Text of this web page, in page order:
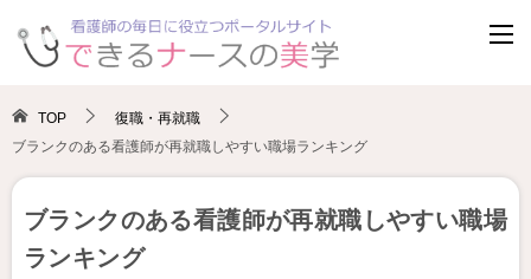
TOP
復職・再就職
ブランクのある看護師が再就職しやすい職場ランキング
ブランクのある看護師が再就職しやすい職場
ランキング